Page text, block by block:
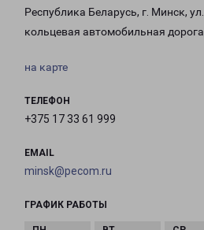
Республика Беларусь, г. Минск,
кольцевая автомобильная
на карте
ТЕЛЕФОН
+375 17 33 61 999
EMAIL
minsk@pecom.ru
ГРАФИК РАБОТЫ